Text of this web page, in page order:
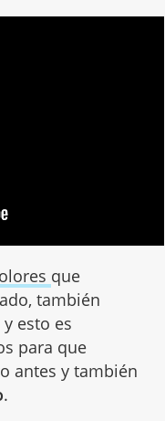
olores que
también
esto es
para que
antes y también
.